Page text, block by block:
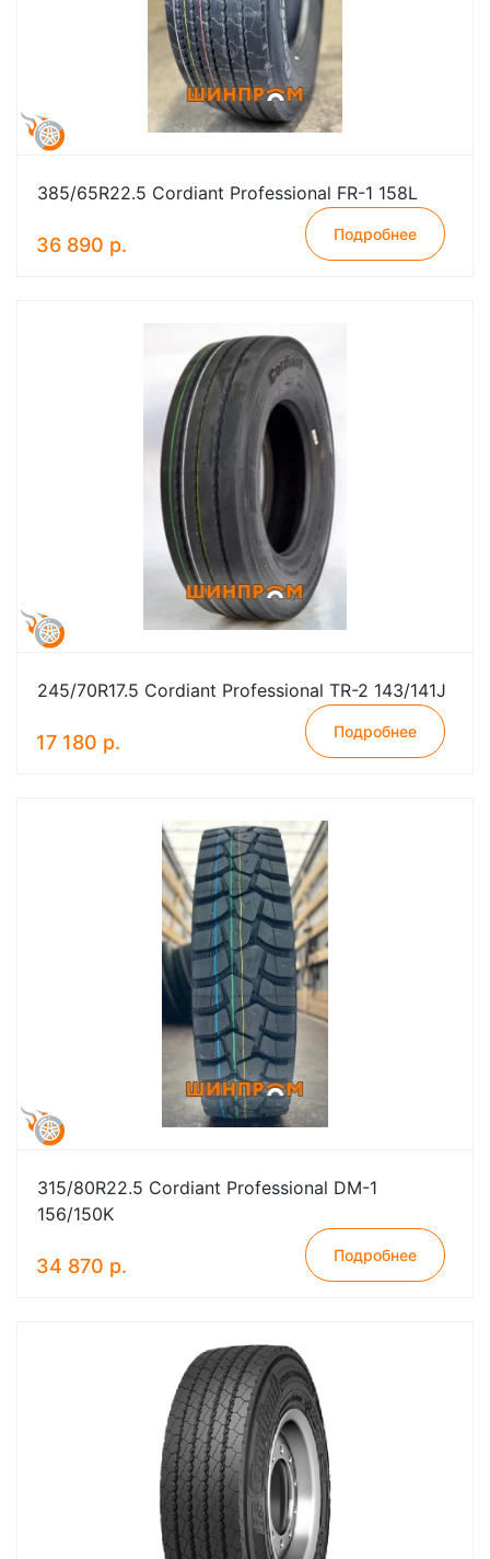
385/65R22.5 Cordiant Professional FR-1 158L
36 890 р. Подробнее
245/70R17.5 Cordiant Professional TR-2 143/141J
17 180 р. Подробнее
315/80R22.5 Cordiant Professional DM-1
156/150K
34 870 р. Подробнее